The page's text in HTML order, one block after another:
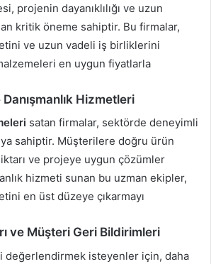
projenin dayanıklılığı ve uzun
kritik öneme sahiptir. Bu firmalar,
ve uzun vadeli iş birliklerini
en uygun fiyatlarla
Hizmetleri
satan firmalar, sektörde deneyimli
sahiptir. Müşterilere doğru ürün
ve projeye uygun çözümler
hizmeti sunan bu uzman ekipler,
en üst düzeye çıkarmayı
ve Müşteri Geri Bildirimleri
değerlendirmek isteyenler için, daha